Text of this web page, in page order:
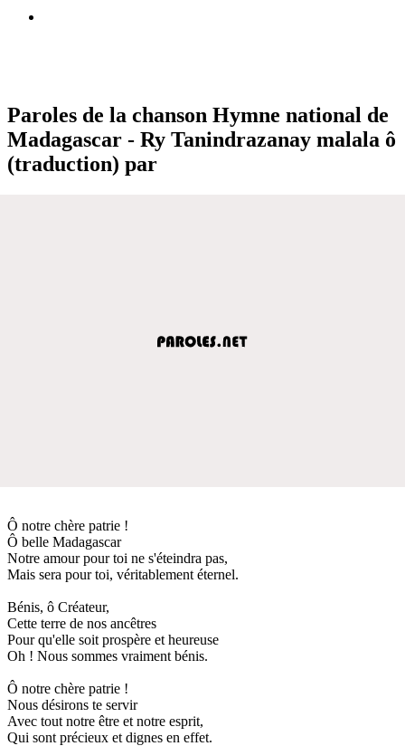
Paroles de la chanson Hymne national de
Madagascar - Ry Tanindrazanay malala ô
(traduction) par
Ô notre chère patrie !
Ô belle Madagascar
Notre amour pour toi ne s'éteindra pas,
Mais sera pour toi, véritablement éternel.
Bénis, ô Créateur,
Cette terre de nos ancêtres
Pour qu'elle soit prospère et heureuse
Oh ! Nous sommes vraiment bénis.
Ô notre chère patrie !
Nous désirons te servir
Avec tout notre être et notre esprit,
Qui sont précieux et dignes en effet.